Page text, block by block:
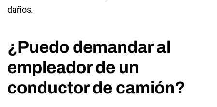
daños.
¿Puedo demandar al
empleador de un
conductor de camión?